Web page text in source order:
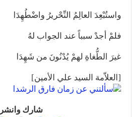
واستُبْعِدَ العالِمُ النِّحْريرُ واضْطُهِدَا
فلمْ أجدْ سبباً عند الجواب لهُ
غيرَ الطُّغاةِ لهمْ يُدْنُونَ من شَهِدَا
[العلاّمة السيد علي الأمين]
شارك وانشر